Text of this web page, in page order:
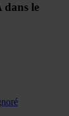
dans le